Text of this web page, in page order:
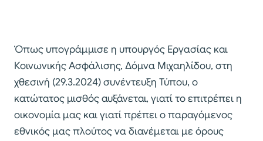
Όπως υπογράμμισε η υπουργός Εργασίας και
Κοινωνικής Ασφάλισης, Δόμνα Μιχαηλίδου, στη
χθεσινή (29.3.2024) συνέντευξη Τύπου, ο
κατώτατος μισθός αυξάνεται, γιατί το επιτρέπει η
οικονομία μας και γιατί πρέπει ο παραγόμενος
εθνικός μας πλούτος να διανέμεται με όρους